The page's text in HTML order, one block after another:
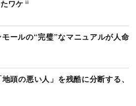
ワケ
モールの“完璧”なマニュアルが人命
頭の悪い人」を残酷に分断する、